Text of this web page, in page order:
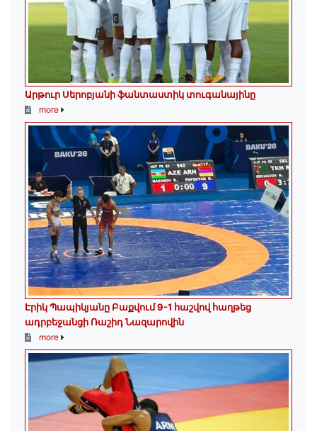
Արթուր Սերոբյանի ֆանտաստիկ տուգանայինը
more
Էրիկ Պապիկյանը Բաքվում 9-1 հաշվով հաղթեց
ադրբեջանցի Ռաշիդ Նազարովին
more